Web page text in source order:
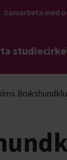
Samarbeta med